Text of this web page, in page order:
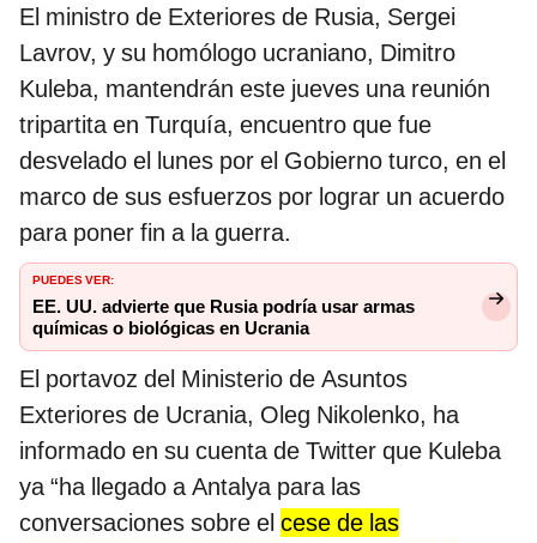
El ministro de Exteriores de Rusia, Sergei
Lavrov, y su homólogo ucraniano, Dimitro
Kuleba, mantendrán este jueves una reunión
tripartita en Turquía, encuentro que fue
desvelado el lunes por el Gobierno turco, en el
marco de sus esfuerzos por lograr un acuerdo
para poner fin a la guerra.
PUEDES VER:
EE. UU. advierte que Rusia podría usar armas
químicas o biológicas en Ucrania
El portavoz del Ministerio de Asuntos
Exteriores de Ucrania, Oleg Nikolenko, ha
informado en su cuenta de Twitter que Kuleba
ya “ha llegado a Antalya para las
conversaciones sobre el cese de las